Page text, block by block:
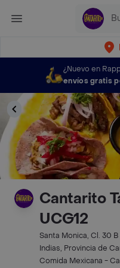
¿Nuevo en
envíos gratis
Cantarito
UCG12
Santa Monica, Cl. 30
Indias, Provincia de
Comida Mexicana -